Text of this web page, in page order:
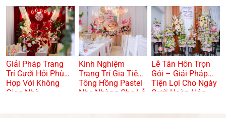
TRỌNG? 🏠🌸
Giải Pháp Trang
Trí Cưới Hỏi Phù
Hợp Với Không
Gian Nhà
Kinh Nghiệm
Trang Trí Gia Tiên
Tông Hồng Pastel
Nhẹ Nhàng Cho Lễ
Lễ Tân Hôn Trọn
Gói – Giải Pháp
Tiện Lợi Cho Ngày
Cưới Hoàn Hảo